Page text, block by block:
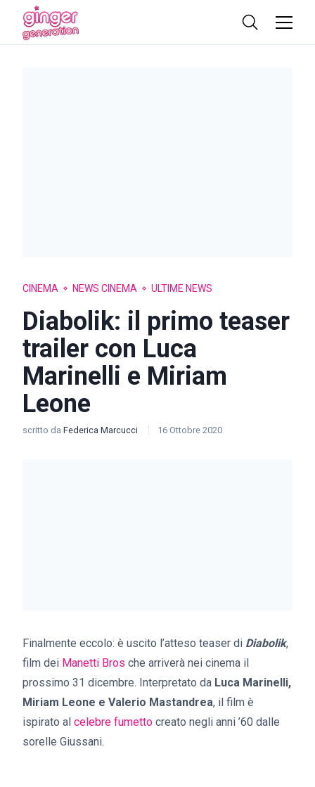
CINEMA NEWS CINEMA ULTIME NEWS
Diabolik: il primo teaser
trailer con Luca
Marinelli e Miriam
Leone
scritto da Federica Marcucci 16 Ottobre 2020
Finalmente eccolo: è uscito l’atteso teaser di Diabolik,
film dei Manetti Bros che arriverà nei cinema il
prossimo 31 dicembre. Interpretato da Luca Marinelli,
Miriam Leone e Valerio Mastandrea, il film è
ispirato al celebre fumetto creato negli anni ’60 dalle
sorelle Giussani.